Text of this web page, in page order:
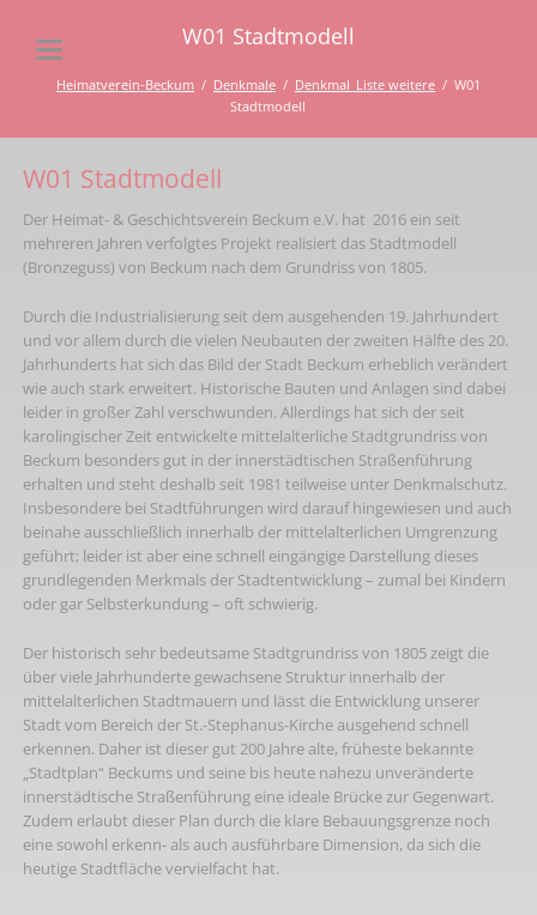
W01 Stadtmodell
Heimatverein-Beckum Denkmale Denkmal_Liste weitere
W01
Stadtmodell
W01 Stadtmodell
Der Heimat- & Geschichtsverein Beckum e.V. hat 2016 ein seit
mehreren Jahren verfolgtes Projekt realisiert das Stadtmodell
(Bronzeguss) von Beckum nach dem Grundriss von 1805.
Durch die Industrialisierung seit dem ausgehenden 19. Jahrhundert
und vor allem durch die vielen Neubauten der zweiten Hälfte des 20.
Jahrhunderts hat sich das Bild der Stadt Beckum erheblich verändert
wie auch stark erweitert. Historische Bauten und Anlagen sind dabei
leider in großer Zahl verschwunden. Allerdings hat sich der seit
karolingischer Zeit entwickelte mittelalterliche Stadtgrundriss von
Beckum besonders gut in der innerstädtischen Straßenführung
erhalten und steht deshalb seit 1981 teilweise unter Denkmalschutz.
Insbesondere bei Stadtführungen wird darauf hingewiesen und auch
beinahe ausschließlich innerhalb der mittelalterlichen Umgrenzung
geführt; leider ist aber eine schnell eingängige Darstellung dieses
grundlegenden Merkmals der Stadtentwicklung – zumal bei Kindern
oder gar Selbsterkundung – oft schwierig.
Der historisch sehr bedeutsame Stadtgrundriss von 1805 zeigt die
über viele Jahrhunderte gewachsene Struktur innerhalb der
mittelalterlichen Stadtmauern und lässt die Entwicklung unserer
Stadt vom Bereich der St.-Stephanus-Kirche ausgehend schnell
erkennen. Daher ist dieser gut 200 Jahre alte, früheste bekannte
„Stadtplan“ Beckums und seine bis heute nahezu unveränderte
innerstädtische Straßenführung eine ideale Brücke zur Gegenwart.
Zudem erlaubt dieser Plan durch die klare Bebauungsgrenze noch
eine sowohl erkenn- als auch ausführbare Dimension, da sich die
heutige Stadtfläche vervielfacht hat.